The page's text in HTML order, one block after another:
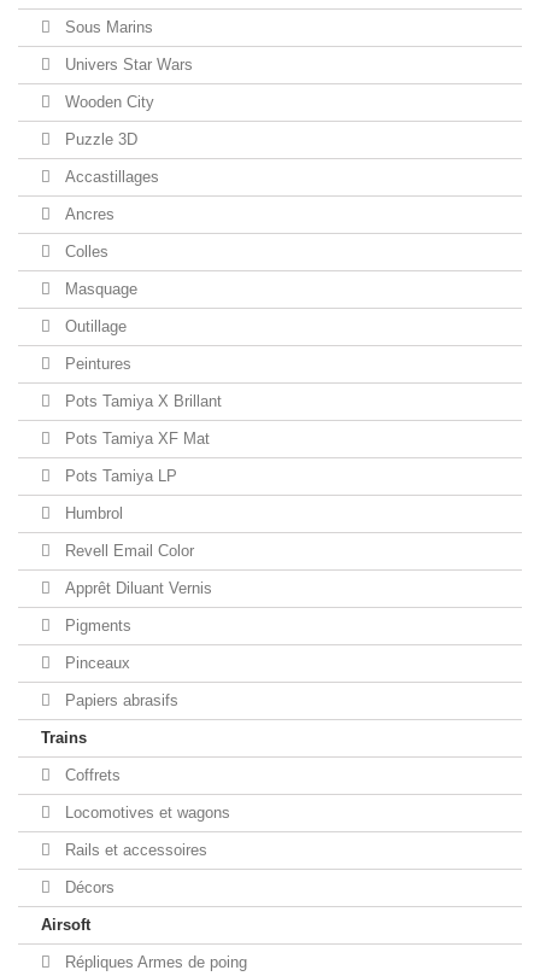
Sous Marins
Univers Star Wars
Wooden City
Puzzle 3D
Accastillages
Ancres
Colles
Masquage
Outillage
Peintures
Pots Tamiya X Brillant
Pots Tamiya XF Mat
Pots Tamiya LP
Humbrol
Revell Email Color
Apprêt Diluant Vernis
Pigments
Pinceaux
Papiers abrasifs
Trains
Coffrets
Locomotives et wagons
Rails et accessoires
Décors
Airsoft
Répliques Armes de poing